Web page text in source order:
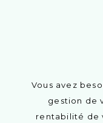
Vous avez
gestion de
rentabilité de